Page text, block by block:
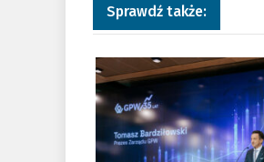
Sprawdź także:
a